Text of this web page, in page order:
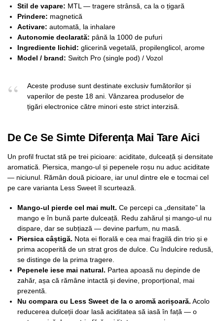
Stil de vapare: MTL — tragere strânsă, ca la o țigară
Prindere: magnetică
Activare: automată, la inhalare
Autonomie declarată: până la 1000 de pufuri
Ingrediente lichid: glicerină vegetală, propilenglicol, arome
Model / brand: Switch Pro (single pod) / Vozol
Aceste produse sunt destinate exclusiv fumătorilor și
vaperilor de peste 18 ani. Vânzarea produselor de
țigări electronice către minori este strict interzisă.
De Ce Se Simte Diferența Mai Tare Aici
Un profil fructat stă pe trei picioare: aciditate, dulceață și densitate
aromatică. Piersica, mango-ul și pepenele roșu nu aduc aciditate
— niciunul. Rămân două picioare, iar unul dintre ele e tocmai cel
pe care varianta Less Sweet îl scurtează.
Mango-ul pierde cel mai mult. Ce percepi ca „densitate” la
mango e în bună parte dulceață. Redu zahărul și mango-ul nu
dispare, dar se subțiază — devine parfum, nu masă.
Piersica câștigă. Nota ei florală e cea mai fragilă din trio și e
prima acoperită de un strat gros de dulce. Cu îndulcire redusă,
se distinge de la prima tragere.
Pepenele iese mai natural. Partea apoasă nu depinde de
zahăr, așa că rămâne intactă și devine, proporțional, mai
prezentă.
Nu compara cu Less Sweet de la o aromă acrișoară. Acolo
reducerea dulceții doar lasă aciditatea să iasă în față — o